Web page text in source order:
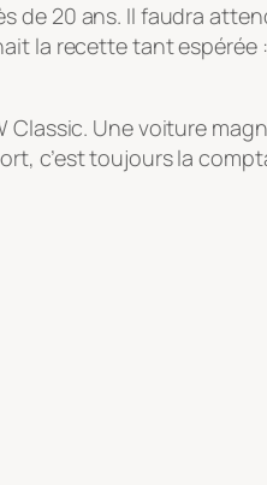
de 20 ans. Il faudra
la recette tant
Classic. Une voiture
c’est toujours la